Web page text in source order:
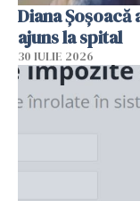
Diana
ajuns la spital
30 IULIE 2026